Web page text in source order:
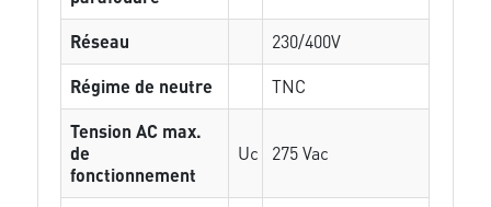
Réseau
230/400V
Régime de neutre
TNC
Tension AC max.
de
fonctionnement
Uc 275 Vac